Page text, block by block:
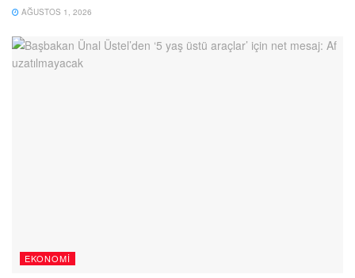
AĞUSTOS 1, 2026
EKONOMI